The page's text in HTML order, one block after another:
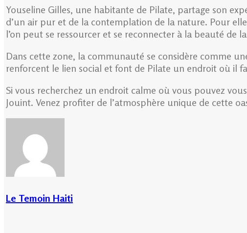
Youseline Gilles, une habitante de Pilate, partage son
d’un air pur et de la contemplation de la nature. Pour
l’on peut se ressourcer et se reconnecter à la beauté de
Dans cette zone, la communauté se considère comme
renforcent le lien social et font de Pilate un endroit où il
Si vous recherchez un endroit calme où vous pouvez
Jouint. Venez profiter de l’atmosphère unique de cette
Le Temoin Haiti